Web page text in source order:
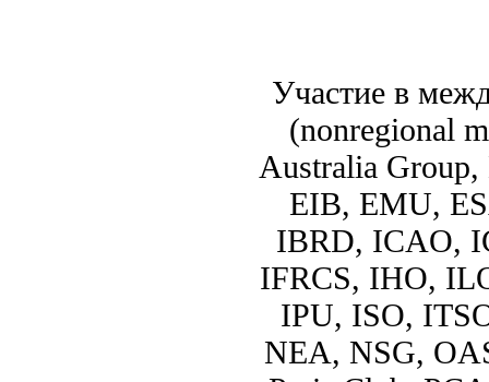
Участие в
(nonregional
Australia
EIB, EMU,
IBRD, ICAO,
IFRCS, IHO,
IPU, ISO,
NEA, NSG,